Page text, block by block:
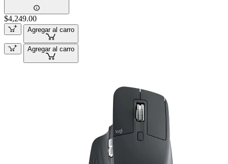
$4,249.00
Agregar al carro
Agregar al carro